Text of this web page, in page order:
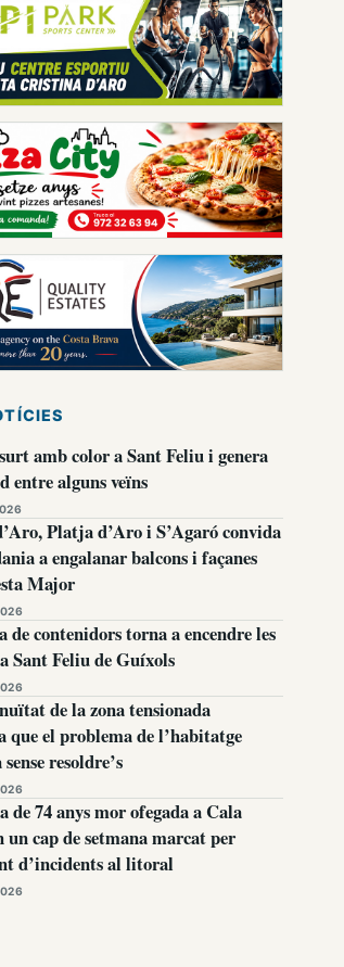
amb color a Sant Feliu i genera
entre alguns veïns
Platja d’Aro i S’Agaró convida
a engalanar balcons i façanes
Major
de contenidors torna a encendre les
Sant Feliu de Guíxols
de la zona tensionada
que el problema de l’habitatge
resoldre’s
de 74 anys mor ofegada a Cala
un cap de setmana marcat per
d’incidents al litoral